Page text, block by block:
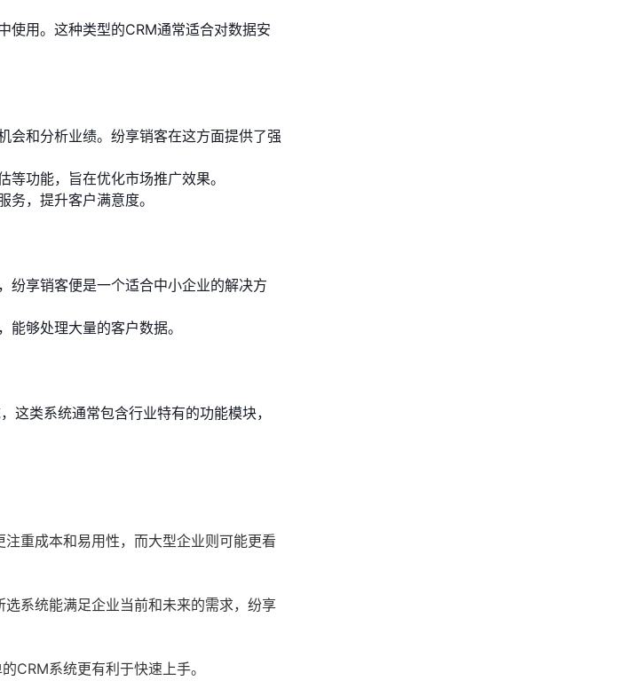
使用。这种类型的CRM通常适合对数据安
会和分析业绩。纷享销客在这方面提供了强
功能，旨在优化市场推广效果。
，提升客户满意度。
纷享销客便是一个适合中小企业的解决方
够处理大量的客户数据。
这类系统通常包含行业特有的功能模块，
重成本和易用性，而大型企业则可能更看
系统能满足企业当前和未来的需求，纷享
CRM系统更有利于快速上手。